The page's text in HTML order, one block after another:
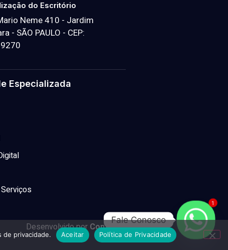
do Escritório
Neme 410 - Jardim
- SÃO PAULO - CEP:
Especializada
Desenvolvidopor Contabilit
de privacidade. Aceitar Política de Privacidade
1
Fale Conosco